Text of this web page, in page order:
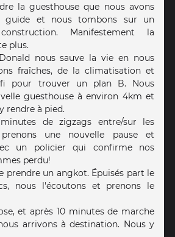
la guesthouse que nous avons
guide et nous tombons sur un
Manifestement la
plus.
nous sauve la vie en nous
fraîches, de la climatisation et
pour trouver un plan B. Nous
guesthouse à environ 4km et
rendre à pied.
de zigzags entre/sur les
une nouvelle pause et
un policier qui confirme nos
perdu!
prendre un angkot. Épuisés part le
nous l'écoutons et prenons le
et après 10 minutes de marche
arrivons à destination. Nous y